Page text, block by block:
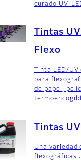
curado UV-
Tintas
Flexo
Tinta LED/
para
de papel,
Tintas
Una variedad
flexográficas